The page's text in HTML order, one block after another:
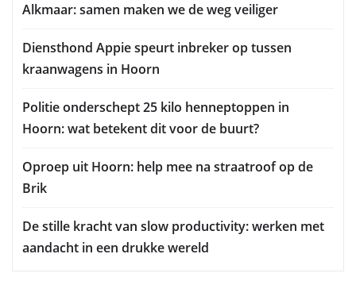
Alkmaar: samen maken we de weg veiliger
Diensthond Appie speurt inbreker op tussen
kraanwagens in Hoorn
Politie onderschept 25 kilo henneptoppen in
Hoorn: wat betekent dit voor de buurt?
Oproep uit Hoorn: help mee na straatroof op de
Brik
De stille kracht van slow productivity: werken met
aandacht in een drukke wereld